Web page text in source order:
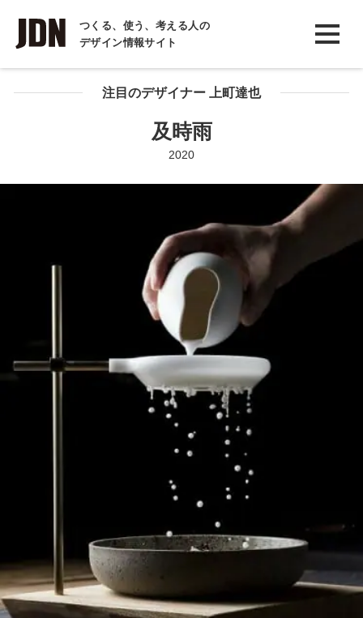
つくる、使う、考える人の
デザイン情報サイト
INTERVIEW
インタビュー
REPORT注目のデザイナー 上町達也
及時雨
2020